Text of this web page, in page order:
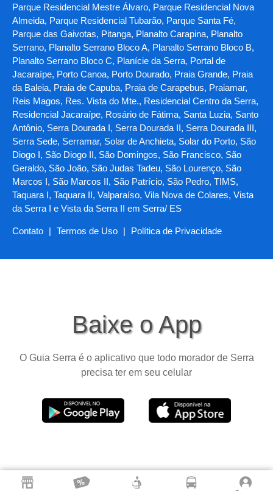
Parque Residencial Mestre Álvaro, Parque Residencial Nova
Almeida, Parque Residencial Tubarão, Parque Santa Fé,
Parque das Gaivotas, Pitanga, Planalto Carapina, Planalto
Serrano, Planalto Serrano Bloco A, Planalto Serrano Bloco B,
Planalto Serrano Bloco C, Planície da Serra, Portal de
Jacaraípe, Porto Canoa, Porto Dourado, Praia Grande, Praia
da Baleia, Praia de Capuba, Praia de Carapebus, Praiamar,
Reis Magos, Res. Vista do Mte., Residencial Centro da Serra,
Residencial Jacaraípe, Rosário de Fátima, Santa Luzia, Santo
Antônio, Serra Dourada I, Serra Dourada II, Serra Dourada III,
Serra Sede, Serramar, Solar de Anchieta, Solar do Porto, São
Diogo I, São Diogo II, São Domingos, São Francisco, São
Geraldo, São João, São Judas Tadeu, São Lourenço, São
Marcos I, São Marcos II, São Patrício, São Pedro, TIMS,
Taquara I, Taquara II, Valparaíso, Vila Nova de Colares, Vista
da Serra I e Vista da Serra II em Serra/ ES
Contato | Termos de Uso | Política de Privacidade
Baixe o App
O Guia Serra é o aplicativo que todo morador de Serra
precisa ter em seu celular